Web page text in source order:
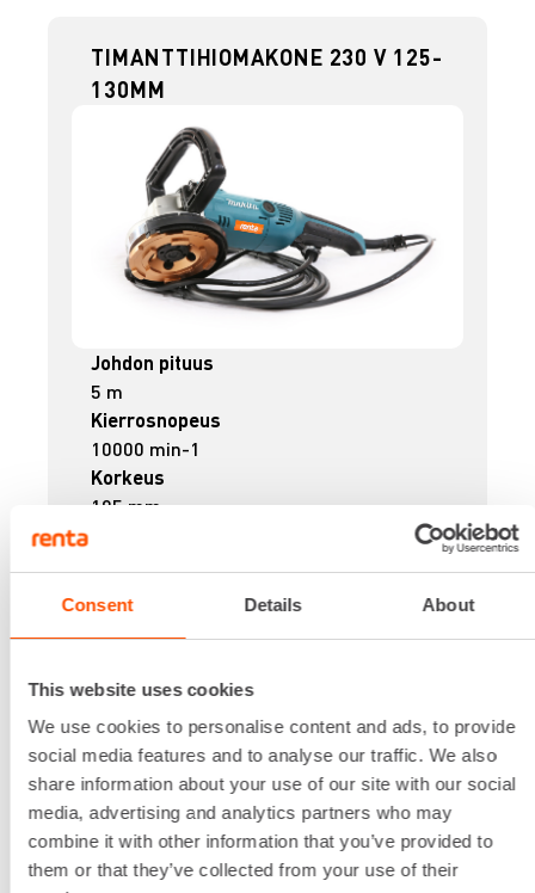
Consent Details About
This website uses cookies
We use cookies to personalise content and ads, to provide
social media features and to analyse our traffic. We also
share information about your use of our site with our social
media, advertising and analytics partners who may
combine it with other information that you’ve provided to
them or that they’ve collected from your use of their
TIMANTTIHIOMAKONE 230 V 125-
130MM
Johdon pituus
5 m
Kierrosnopeus
10000 min-1
Korkeus
195 mm
Ensimmäinen pv
Seuraavat pv 24,26 € / pv
Kuukausi 361,62 €/ kk
Alv 0 %
VUOKRAA